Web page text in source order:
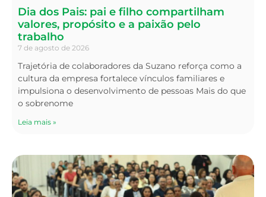
Dia dos Pais: pai e filho compartilham
valores, propósito e a paixão pelo
trabalho
7 de agosto de 2026
Trajetória de colaboradores da Suzano reforça como a
cultura da empresa fortalece vínculos familiares e
impulsiona o desenvolvimento de pessoas Mais do que
o sobrenome
Leia mais »